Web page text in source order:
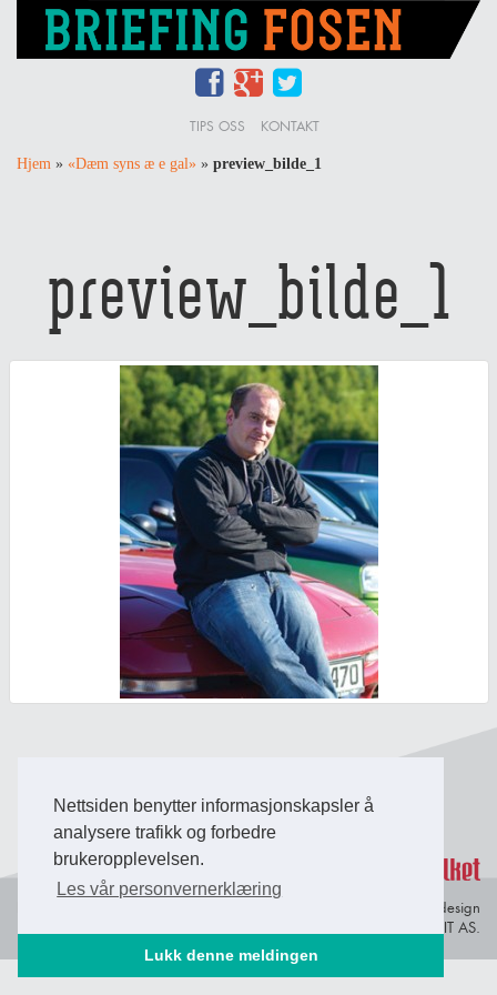
Nettsiden benytter informasjonskapsler å
analysere trafikk og forbedre
brukeropplevelsen.
Les vår personvernerklæring
Lukk denne meldingen
TIPS OSS KONTAKT
Hjem » «Dæm syns æ e gal» » preview_bilde_1
preview_bilde_1
Webdesign
av Lindbak IT AS.